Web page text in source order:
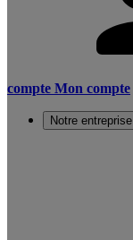
compte Mon compte
Notre entreprise